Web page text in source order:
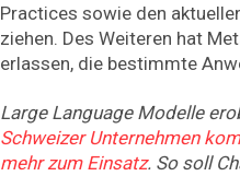
Practices sowie den
ziehen. Des Weiteren hat
erlassen, die bestimmte
Large Language Modelle
Schweizer Unternehmen
mehr zum Einsatz. So soll